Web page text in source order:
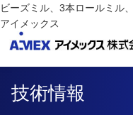
ビーズミル、3本ロールミル
アイメックス
技術情報